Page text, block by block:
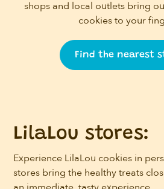
shops and local outlets bring
cookies to your
Find the nearest
LilaLou stores:
Experience LilaLou cookies in
stores bring the healthy treats